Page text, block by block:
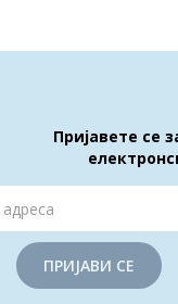
Пријавете се
ПРИЈАВИ СЕ